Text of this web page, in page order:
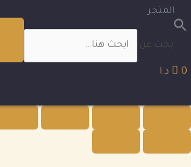
المتجر
بحث عن:
0 د.ا